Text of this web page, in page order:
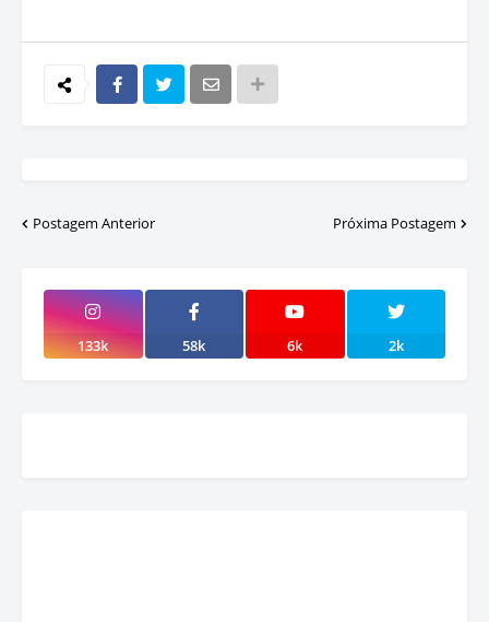
Postagem Anterior Próxima Postagem
133k 58k 6k 2k